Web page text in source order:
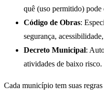
quê (uso permitido) pode
Código de Obras:
segurança,
Decreto Municipal:
atividades de baixo risco.
Cada município tem suas